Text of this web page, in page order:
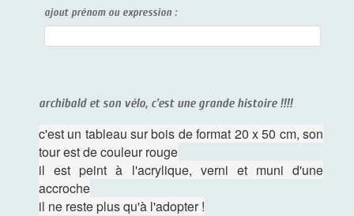
ajout prénom ou expression :
archibald et son vélo, c'est une grande histoire !!!!
c'est un tableau sur bois de format 20 x 50 cm, son
tour est de couleur rouge
il est peint à l'acrylique, verni et muni d'une
accroche
il ne reste plus qu'à l'adopter !